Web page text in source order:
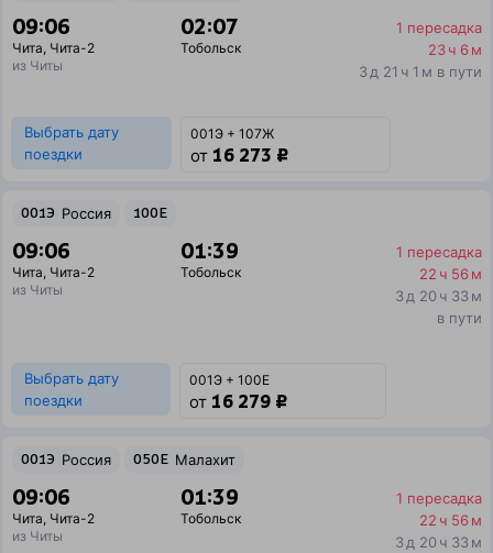
09:06
Чита, Чита-2
из Читы
02:07
Тобольск
1 пересадка
23 ч 6 м
3 д 21 ч 1 м в пути
Выбрать дату
поездки
001Э + 107Ж
от 16 273 ₽
001Э Россия 100Е
09:06
Чита, Чита-2
из Читы
01:39
Тобольск
1 пересадка
22 ч 56 м
3 д 20 ч 33 м
в пути
Выбрать дату
поездки
001Э + 100Е
от 16 279 ₽
001Э Россия 050Е Малахит
09:06
Чита, Чита-2
из Читы
01:39
Тобольск
1 пересадка
22 ч 56 м
3 д 20 ч 33 м